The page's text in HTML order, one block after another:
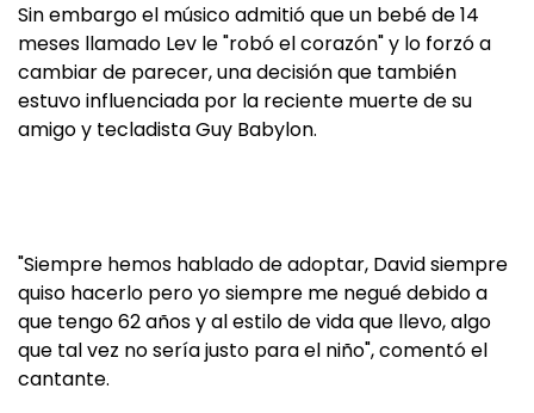
Sin embargo el músico admitió que un bebé de 14
meses llamado Lev le "robó el corazón" y lo forzó a
cambiar de parecer, una decisión que también
estuvo influenciada por la reciente muerte de su
amigo y tecladista Guy Babylon.
"Siempre hemos hablado de adoptar, David siempre
quiso hacerlo pero yo siempre me negué debido a
que tengo 62 años y al estilo de vida que llevo, algo
que tal vez no sería justo para el niño", comentó el
cantante.